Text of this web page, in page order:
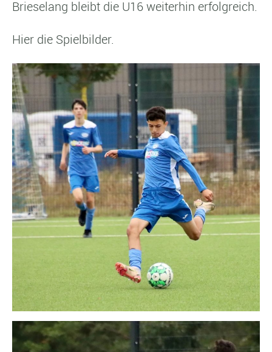
Brieselang bleibt die U16 weiterhin erfolgreich.
Hier die Spielbilder.